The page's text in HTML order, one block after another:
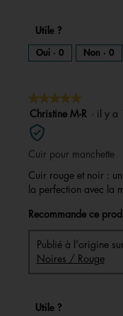
Utile ?
Oui · 0 Non · 0
★★★★★
★★★★★
5
sur
5
étoiles.
Christine M-R · il y a
Cuir pour manchette
Cuir rouge et noir :
la perfection avec la
Recommande ce
Publié à l'origine sur
Noires / Rouge
Utile ?